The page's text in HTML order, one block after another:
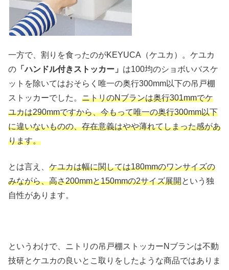
一方で、割りを食ったのがKEYUCA（ケユカ）。ケユカ
の 「ハンドル付きストッカー」 は100均のショボいバスケ
ットを除いてはおそらく唯一の奥行300mm以下の吊戸棚
ストッカーでした。 ニトリのNブランは奥行301mmでケ
ユカは290mmですから、今もって唯一の奥行300mm以下
に違いないものの、存在意義はやや薄れてしまった感があ
ります。
とは言え、 ケユカは幅に関しては180mmのワンサイズの
みながら、高さ200mmと150mmの2サイズ展開という独
自性があります。
というわけで、ニトリの吊戸棚ストッカーNブランは不動
技研とケユカの良いとこ取りをしたような商品ではありま